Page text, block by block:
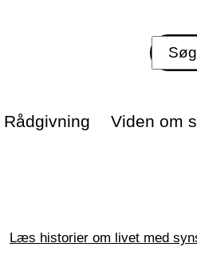
Rådgivning Viden om
Læs historier om livet med